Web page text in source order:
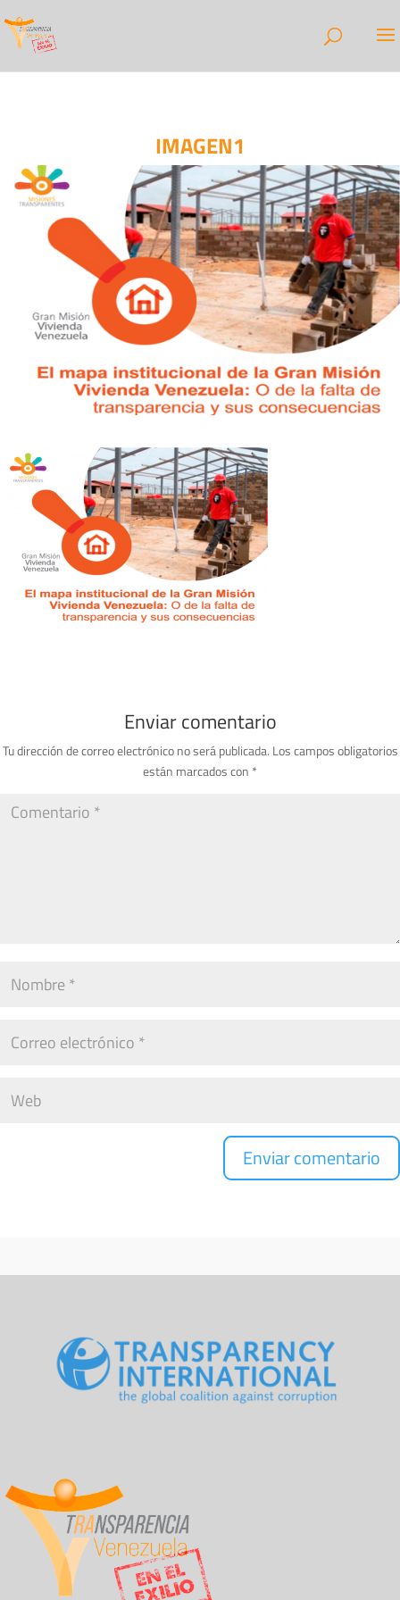
IMAGEN1
Enviar comentario
Tu dirección de correo electrónico no será publicada. Los campos obligatorios
están marcados con *